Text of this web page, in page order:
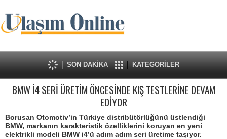
SON DAKİKA KATEGORİLER
BMW İ4 SERİ ÜRETİM ÖNCESİNDE KIŞ TESTLERİNE DEVAM
EDİYOR
Borusan Otomotiv’in Türkiye distribütörlüğünü üstlendiği
BMW, markanın karakteristik özelliklerini koruyan en yeni
elektrikli modeli BMW i4’ü adım adım seri üretime taşıyor.